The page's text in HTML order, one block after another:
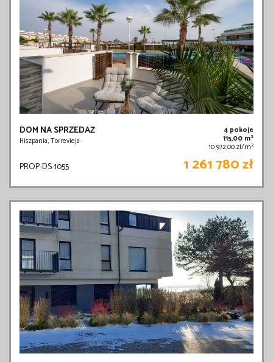
DOM NA SPRZEDAŻ
Hiszpania, Torrevieja
4 pokoje
115,00 m2
10 972,00 zł/m2
PROP-DS-1055 1 261 780 zł